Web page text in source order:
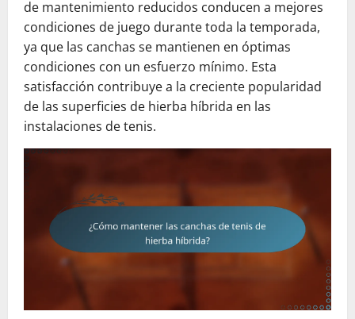
de mantenimiento reducidos conducen a mejores
condiciones de juego durante toda la temporada,
ya que las canchas se mantienen en óptimas
condiciones con un esfuerzo mínimo. Esta
satisfacción contribuye a la creciente popularidad
de las superficies de hierba híbrida en las
instalaciones de tenis.